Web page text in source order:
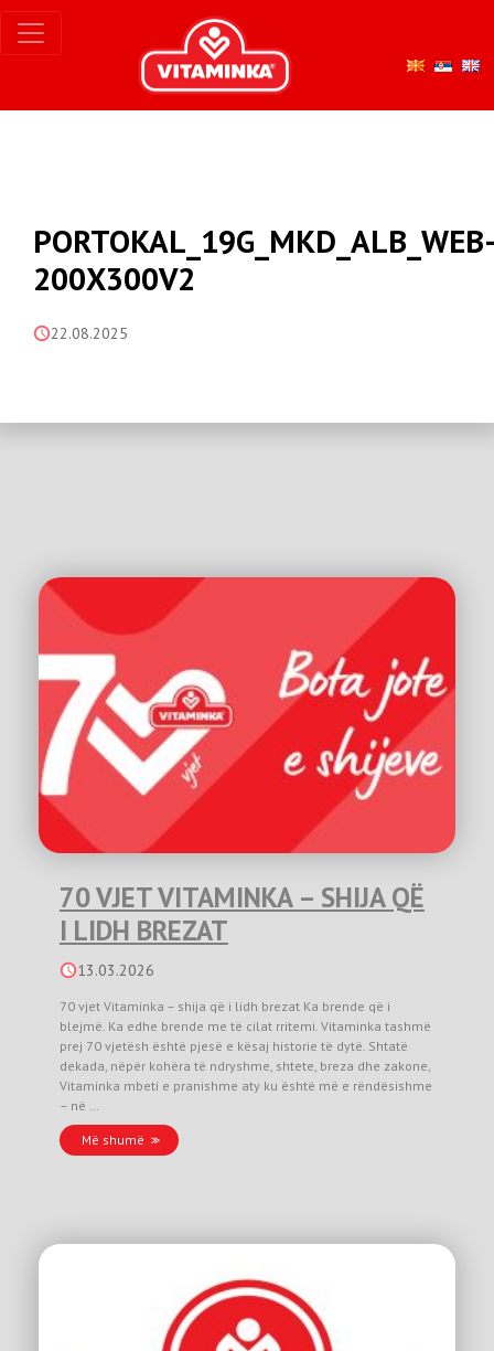
200X300V2
22.08.2025
70 VJET VITAMINKA – SHIJA QË
I LIDH BREZAT
13.03.2026
70 vjet Vitaminka – shija që i lidh brezat Ka brende që i
blejmë. Ka edhe brende me të cilat rritemi. Vitaminka tashmë
prej 70 vjetësh është pjesë e kësaj historie të dytë. Shtatë
dekada, nëpër kohëra të ndryshme, shtete, breza dhe zakone,
Vitaminka mbeti e pranishme aty ku është më e rëndësishme
– në …
Më shumë